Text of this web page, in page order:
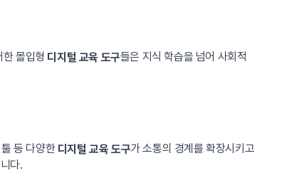
몰입형 디지털 교육 도구들은 지식 학습을 넘어 사회적
등 다양한 디지털 교육 도구가 소통의 경계를 확장시키고
다.